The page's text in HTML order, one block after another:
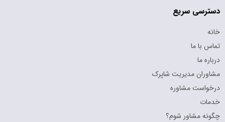
دسترسی سریع
خانه
تماس با ما
درباره ما
مشاوران مدیریت شاپرک
درخواست مشاوره
خدمات
چگونه مشاور شوم؟